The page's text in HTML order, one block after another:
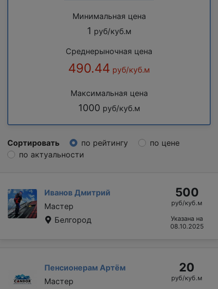
Минимальная цена
1 руб/куб.м
Среднерыночная цена
490.44 руб/куб.м
Максимальная цена
1000 руб/куб.м
Сортировать по рейтингу
по цене
по актуальности
Иванов Дмитрий
Мастер
Белгород
500
руб/куб.м
Указана на
08.10.2025
Пенсионерам Артём
Мастер
20
руб/куб.м